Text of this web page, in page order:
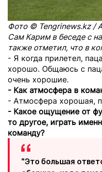
Фото © Tengrinews.kz /
Сам Карим в беседе с
также отметил, что в
- Я когда прилетел,
хорошо. Общаюсь с
очень хорошие.
- Как атмосфера в
- Атмосфера хорошая,
- Какое ощущение от
то другое, играть
команду?
"Это большая